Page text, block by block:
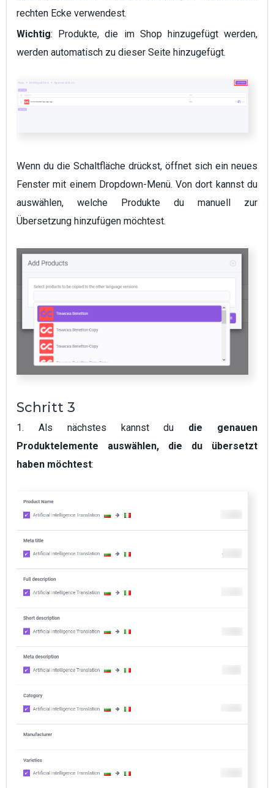
rechten Ecke verwendest.
Wichtig: Produkte, die im Shop hinzugefügt werden,
werden automatisch zu dieser Seite hinzugefügt.
Wenn du die Schaltfläche drückst, öffnet sich ein neues
Fenster mit einem Dropdown-Menü. Von dort kannst du
auswählen, welche Produkte du manuell zur
Übersetzung hinzufügen möchtest.
Schritt 3
1. Als nächstes kannst du die genauen
Produktelemente auswählen, die du übersetzt
haben möchtest: